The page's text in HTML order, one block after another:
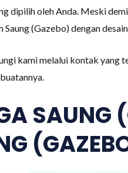
dipilih oleh Anda. Meski
Saung (Gazebo) dengan
kami melalui kontak yang
SAUNG